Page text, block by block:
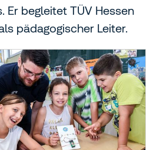
Er begleitet TÜV Hessen
pädagogischer Leiter.